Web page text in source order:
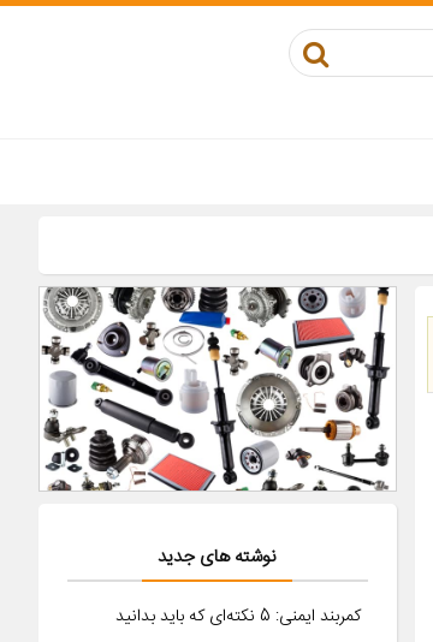
نوشته های جدید
کمربند ایمنی: 5 نکته‌ای که باید بدانید